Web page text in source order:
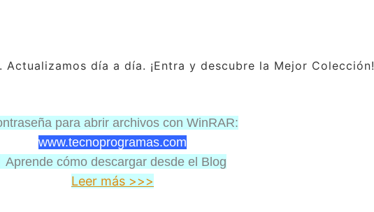
día a día. ¡Entra y descubre la Mejor Colección!
para abrir archivos con WinRAR:
www.tecnoprogramas.com
Aprende cómo descargar desde el Blog
Leer más >>>